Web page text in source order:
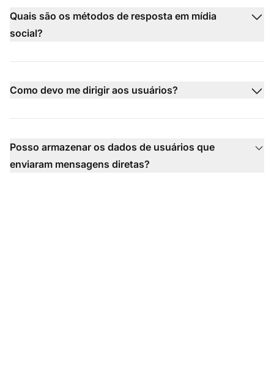
Quais são os métodos de resposta em mídia
social?
Como devo me dirigir aos usuários?
Posso armazenar os dados de usuários que
enviaram mensagens diretas?